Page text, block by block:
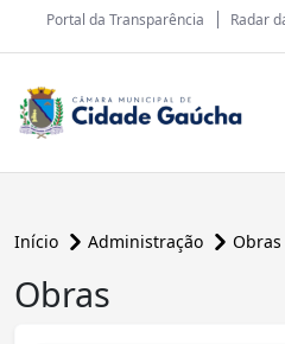
Portal da Transparência Radar
Início Administração Obras
conteúdo principal
Obras